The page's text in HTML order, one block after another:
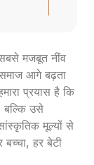
सबसे मजबूत नींव
समाज आगे बढ़ता
प्रयास है कि
बल्कि उसे
मूल्यों से
बच्चा, हर बेटी